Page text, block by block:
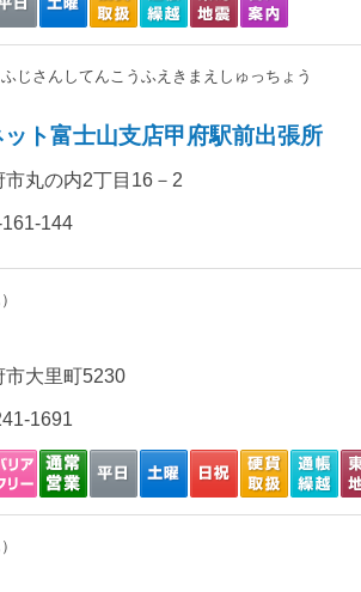
ふじさんしてんこうふえきまえしゅっちょう
ト富士山支店甲府駅前出張所
丸の内2丁目16－2
144
大里町5230
1691